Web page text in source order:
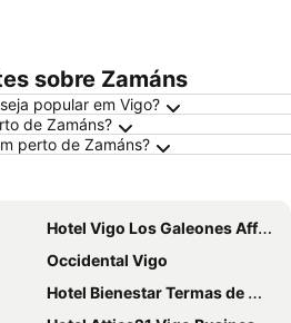
sobre Zamáns
popular em Vigo?
de Zamáns?
perto de Zamáns?
Hotel Vigo Los Galeones Affiliated by Meliá
Occidental Vigo
Hotel Bienestar Termas de Moncao